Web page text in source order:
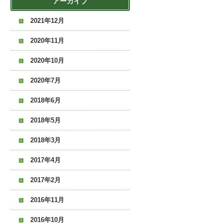
2021年12月
2020年11月
2020年10月
2020年7月
2018年6月
2018年5月
2018年3月
2017年4月
2017年2月
2016年11月
2016年10月